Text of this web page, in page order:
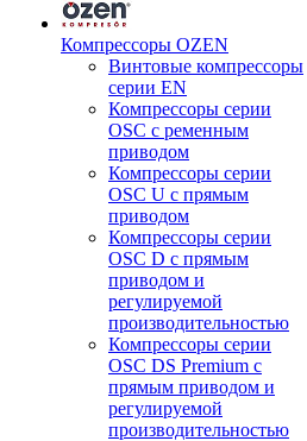
Компрессоры OZEN
Винтовые компрессоры
серии EN
Компрессоры серии
OSC с ременным
приводом
Компрессоры серии
OSC U с прямым
приводом
Компрессоры серии
OSC D с прямым
приводом и
регулируемой
производительностью
Компрессоры серии
OSC DS Premium с
прямым приводом и
регулируемой
производительностью